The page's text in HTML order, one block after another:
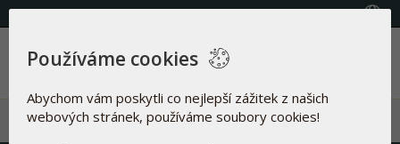
(+420) 800 100 622
Menu
Používáme cookies
Abychom vám poskytli co nejlepší zážitek z našich
webových stránek, používáme soubory cookies!